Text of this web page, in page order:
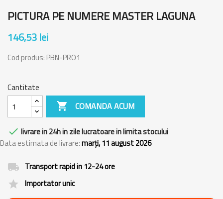
PICTURA PE NUMERE MASTER LAGUNA
146,53 lei
Cod produs: PBN-PRO1
Cantitate
 COMANDA ACUM
 livrare in 24h in zile lucratoare in limita stocului
Data estimata de livrare:marți, 11 august 2026
local_shipping Transport rapid in 12-24 ore
grade Importator unic